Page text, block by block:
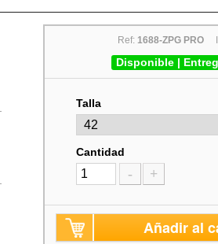
Ref: 1688-ZPG PRO
Disponible |
Talla
Cantidad
- +
Añadir al